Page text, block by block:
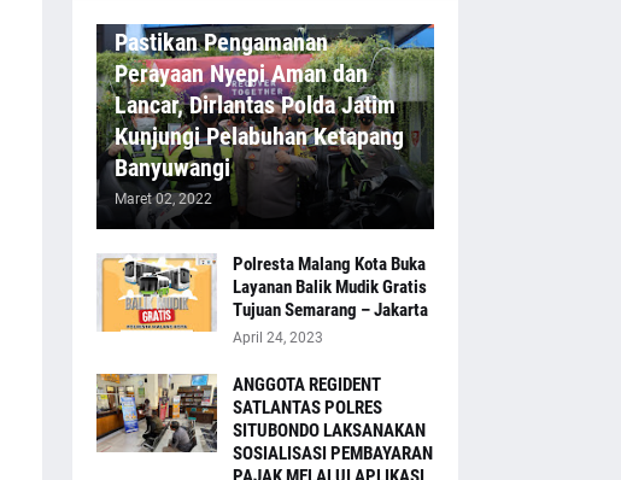
Pastikan Pengamanan
Perayaan Nyepi Aman dan
Lancar, Dirlantas Polda Jatim
Kunjungi Pelabuhan Ketapang
Banyuwangi
Maret 02, 2022
Polresta Malang Kota Buka
Layanan Balik Mudik Gratis
Tujuan Semarang – Jakarta
April 24, 2023
ANGGOTA REGIDENT
SATLANTAS POLRES
SITUBONDO LAKSANAKAN
SOSIALISASI PEMBAYARAN